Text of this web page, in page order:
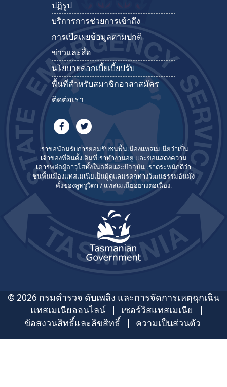
ปฏิรูป
บริการการช่วยการเข้าถึง
การเปิดเผยข้อมูลตามปกติ
ข่าวและสื่อ
นโยบายดอกเบี้ยเบี้ยปรับ
พื้นที่สำหรับสมาชิกอาสาสมัคร
ติดต่อเรา
เราขอน้อมรับการยอมรับชนพื้นเมืองแทสเมเนียว่าเป็น
เจ้าของที่ดินดั้งเดิมที่เราทำงานอยู่ และขอแสดงความ
เคารพต่อผู้อาวุโสทั้งในอดีตและปัจจุบัน เราตระหนักดีว่า
ชนพื้นเมืองแทสเมเนียเป็นผู้ดูแลมรดกทางวัฒนธรรมอันมั่ง
คั่งของลูทรูวิตา / แทสเมเนียอย่างต่อเนื่อง.
© 2026 กรมตำรวจ ดับเพลิง และการจัดการเหตุฉุกเฉิน
แทสเมเนียออนไลน์
เซอร์วิสแทสเมเนีย
ข้อสงวนสิทธิ์และลิขสิทธิ์
ความเป็นส่วนตัว